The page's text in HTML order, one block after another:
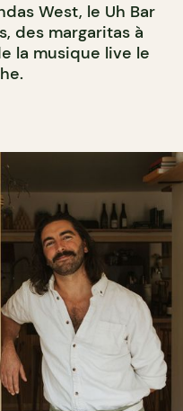
West, le Uh Bar
des margaritas à
la musique live le